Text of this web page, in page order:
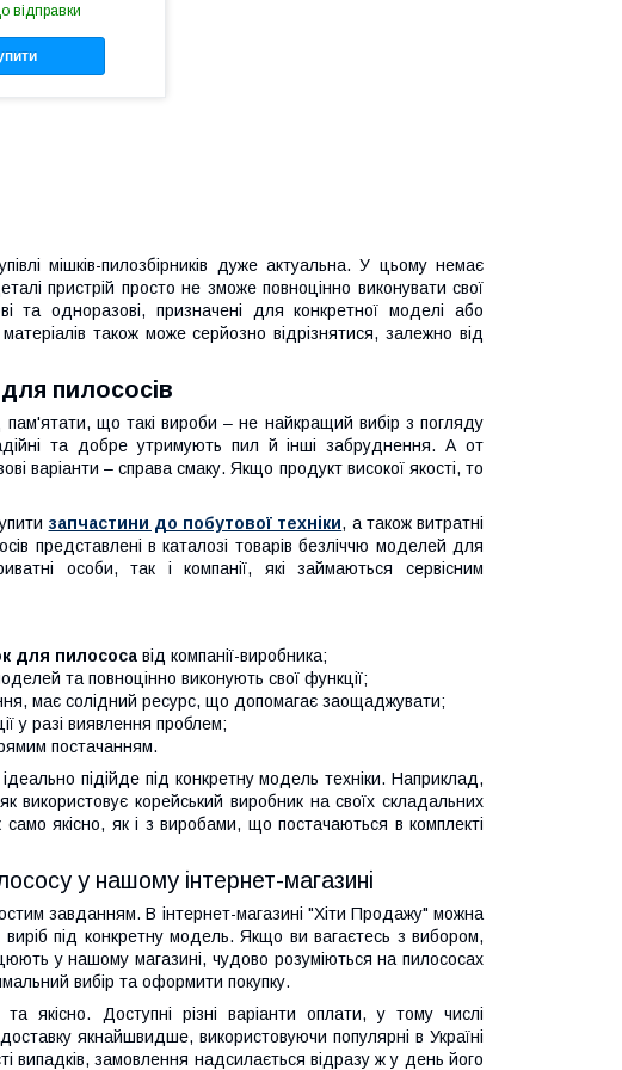
відправки
мішків-пилозбірників дуже актуальна. У цьому немає
пристрій просто не зможе повноцінно виконувати свої
та одноразові, призначені для конкретної моделі або
також може серйозно відрізнятися, залежно від
для пилососів
що такі вироби – не найкращий вибір з погляду
та добре утримують пил й інші забруднення. А от
варіанти – справа смаку. Якщо продукт високої якості, то
запчастини до побутової техніки, а також витратні
представлені в каталозі товарів безліччю моделей для
особи, так і компанії, які займаються сервісним
для пилососа від компанії-виробника;
та повноцінно виконують свої функції;
має солідний ресурс, що допомагає заощаджувати;
у разі виявлення проблем;
постачанням.
підійде під конкретну модель техніки. Наприклад,
використовує корейський виробник на своїх складальних
якісно, ​​як і з виробами, що постачаються в комплекті
у нашому інтернет-магазині
завданням. В інтернет-магазині "Хіти Продажу" можна
під конкретну модель. Якщо ви вагаєтесь з вибором,
у нашому магазині, чудово розуміються на пилососах
вибір та оформити покупку.
якісно. Доступні різні варіанти оплати, у тому числі
якнайшвидше, використовуючи популярні в Україні
випадків, замовлення надсилається відразу ж у день його